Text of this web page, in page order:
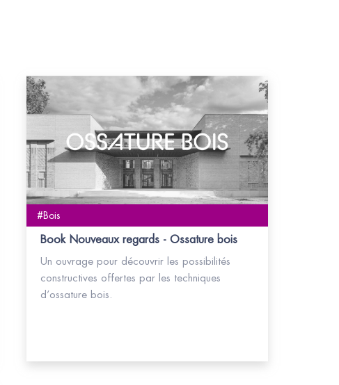
#Bois
Book Nouveaux regards - Ossature bois
Un ouvrage pour découvrir les possibilités
constructives offertes par les techniques
d’ossature bois.